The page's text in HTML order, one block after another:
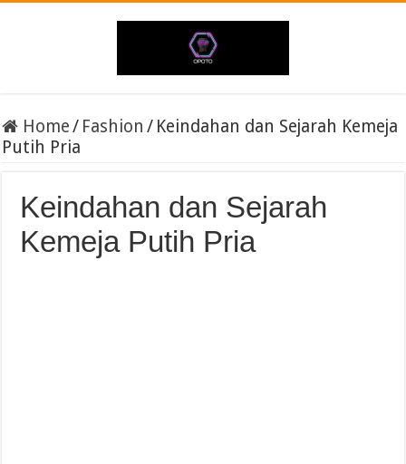
Home/ Fashion / Keindahan dan Sejarah Kemeja
Putih Pria
Keindahan dan Sejarah
Kemeja Putih Pria